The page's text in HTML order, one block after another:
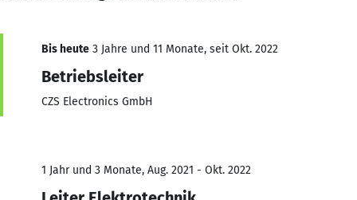
Bis heute 3 Jahre und 11 Monate, seit Okt. 2022
Betriebsleiter
CZS Electronics GmbH
1 Jahr und 3 Monate, Aug. 2021 - Okt. 2022